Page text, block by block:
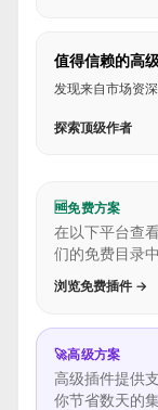
值得信赖的高
发现来自市场资
探索顶级作者
🆓免费方案
在以下平台查
们的免费目录
浏览免费插件 →
🚀高级方案
高级插件提供
你节省数天的